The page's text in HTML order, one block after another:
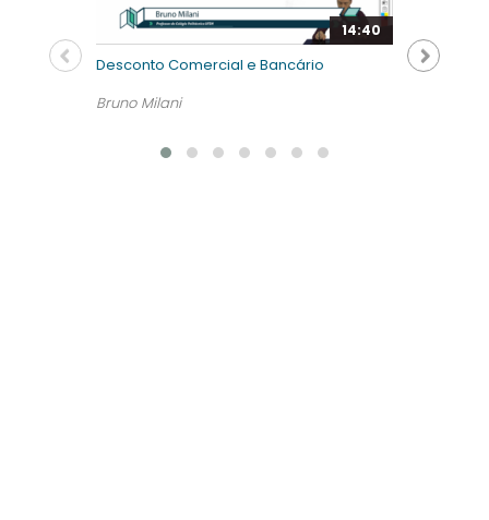
14:40
Desconto Comercial e Bancário
Bruno Milani